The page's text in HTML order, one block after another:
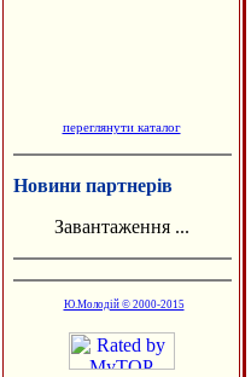
переглянути каталог
Новини партнерів
Завантаження ...
Ю.Молодій © 2000-2015